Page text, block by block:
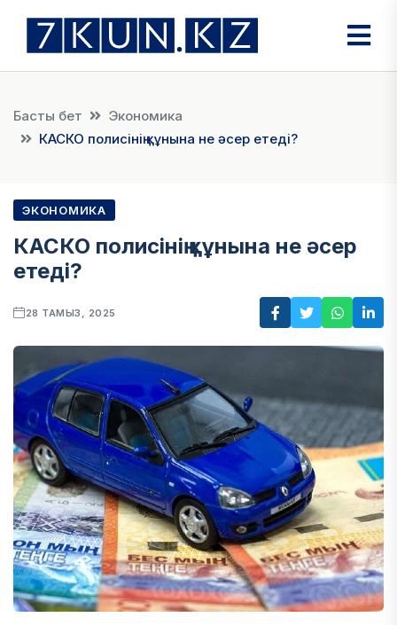
Басты бет
Экономика
КАСКО полисінің құнына не әсер етеді?
ЭКОНОМИКА
КАСКО полисінің құнына не әсер
етеді?
28 ТАМЫЗ, 2025